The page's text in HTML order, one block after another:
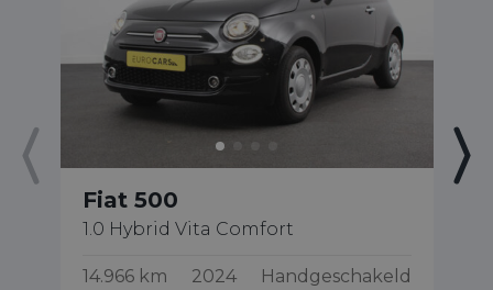
Fiat 500
1.0 Hybrid Vita Comfort
14.966 km 2024 Handgeschakeld